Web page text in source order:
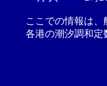
ここでの情報は
各港の潮汐調和定